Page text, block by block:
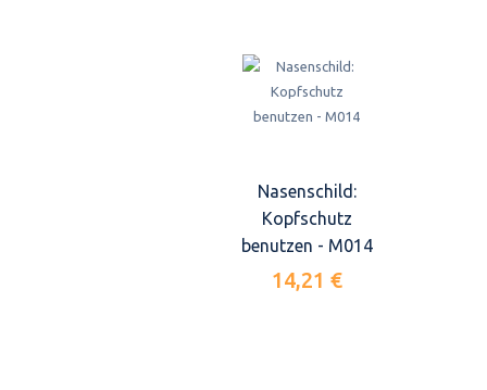
Nasenschild:
Kopfschutz
benutzen - M014
14,21 €